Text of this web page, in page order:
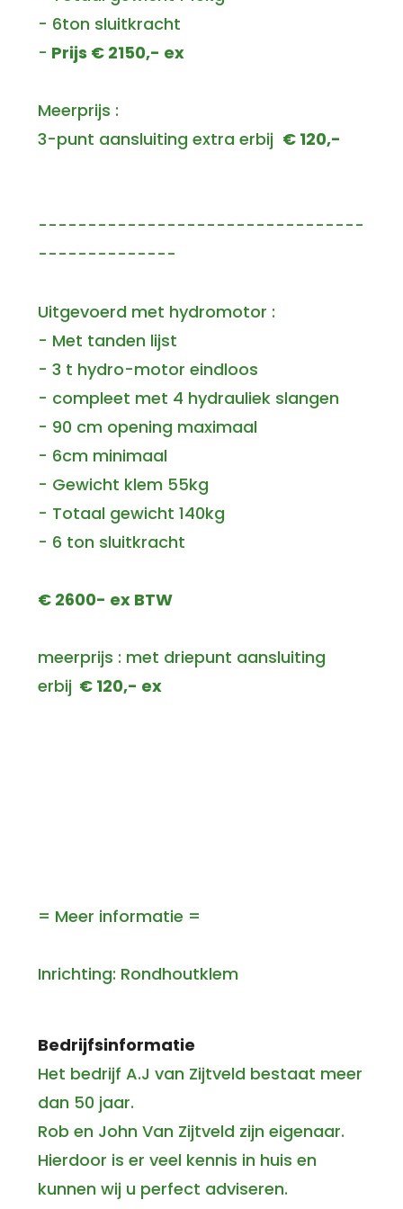
- 6ton sluitkracht
- Prijs € 2150,- ex
Meerprijs :
3-punt aansluiting extra erbij € 120,-
---------------------------------
--------------
Uitgevoerd met hydromotor :
- Met tanden lijst
- 3 t hydro-motor eindloos
- compleet met 4 hydrauliek slangen
- 90 cm opening maximaal
- 6cm minimaal
- Gewicht klem 55kg
- Totaal gewicht 140kg
- 6 ton sluitkracht
€ 2600- ex BTW
meerprijs : met driepunt aansluiting
erbij € 120,- ex
= Meer informatie =
Inrichting: Rondhoutklem
Bedrijfsinformatie
Het bedrijf A.J van Zijtveld bestaat meer
dan 50 jaar.
Rob en John Van Zijtveld zijn eigenaar.
Hierdoor is er veel kennis in huis en
kunnen wij u perfect adviseren.